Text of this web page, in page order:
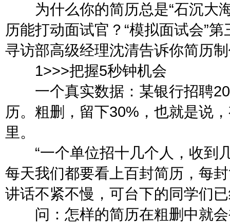
为什么你的简历总是“石沉大
历能打动面试官？“模拟面试会”
寻访部高级经理沈清告诉你简历
1>>>把握5秒钟机会
一个真实数据：某银行招聘20
历。粗删，留下30%，也就是说
里。
“一个单位招十几个人，收到
每天我们都要看上百封简历，每
讲话不紧不慢，可台下的同学们
问：怎样的简历在粗删中就会